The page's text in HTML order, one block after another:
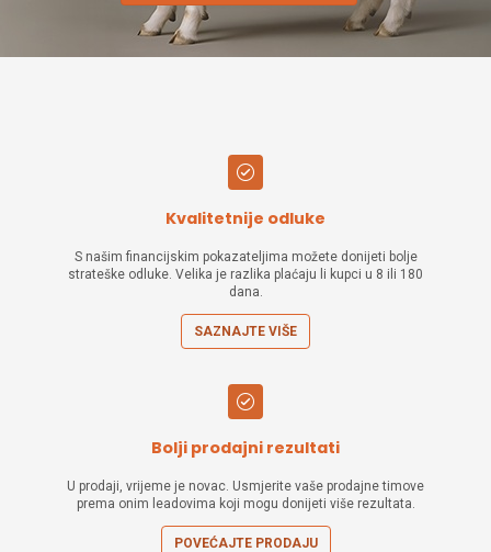
Kvalitetnije odluke
S našim financijskim pokazateljima možete donijeti bolje
strateške odluke. Velika je razlika plaćaju li kupci u 8 ili 180
dana.
SAZNAJTE VIŠE
Bolji prodajni rezultati
U prodaji, vrijeme je novac. Usmjerite vaše prodajne timove
prema onim leadovima koji mogu donijeti više rezultata.
POVEĆAJTE PRODAJU